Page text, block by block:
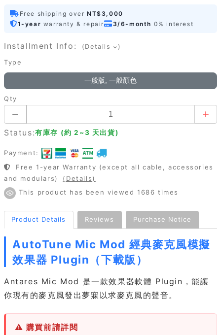
Free shipping overNT$3,000
1-year warranty & repair 3/6-month 0% interest
Installment Info: (Details )
Type
一般版, 一般顏色
Qty
Status:有庫存 (約 2~3 天出貨)
Payment:
Free 1-year Warranty (except all cable, accessories
and modulars)
(Details)
This product has been viewed 1686 times
Product Details Reviews Purchase Notice
AutoTune Mic Mod 經典麥克風模擬
效果器 Plugin（下載版）
Antares Mic Mod 是一款效果器軟體 Plugin，能讓
你現有的麥克風發出夢寐以求麥克風的聲音。
⚠ 購買前請詳閱